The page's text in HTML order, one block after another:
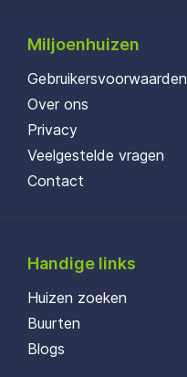
Miljoenhuizen
Gebruikersvoorwaarden
Over ons
Privacy
Veelgestelde vragen
Contact
Handige links
Huizen zoeken
Buurten
Blogs